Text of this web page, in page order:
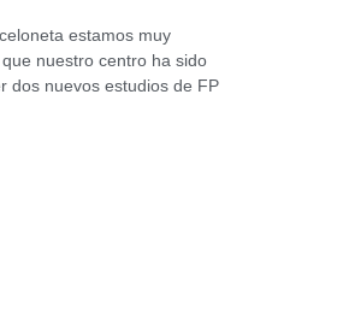
estamos muy
nuestro centro ha sido
dos nuevos estudios de FP